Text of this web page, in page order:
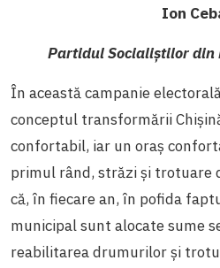
Ion
Partidul Socialiștilor din
În această campanie
conceptul transformării
confortabil, iar un oraş
primul rând, străzi şi trotuare
că, în fiecare an, în pofida
municipal sunt alocate sume
reabilitarea drumurilor şi